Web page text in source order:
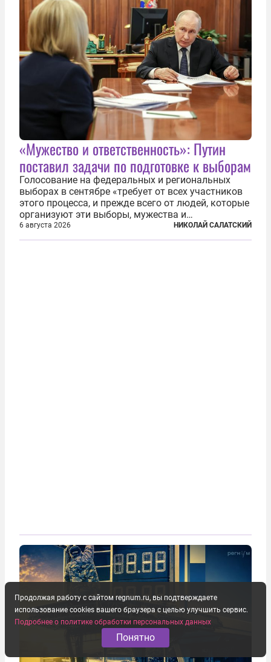
«Мужество и ответственность»: Путин
поставил задачи по подготовке к выборам
Голосование на федеральных и региональных
выборах в сентябре «требует от всех участников
этого процесса, и прежде всего от людей, которые
организуют эти выборы, мужества и
ответственного отношения к формированию
власти», — подчеркнул президент Владимир Путин
6 августа 2026 НИКОЛАЙ САЛАТСКИЙ
Продолжая работу с сайтом regnum.ru, вы подтверждаете
использование cookies вашего браузера с целью улучшить сервис.
Подробнее о политике обработки персональных данных
Понятно